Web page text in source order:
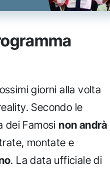
giorni alla volta
Secondo le
dei Famosi non andrà
montate e
. La data ufficiale di